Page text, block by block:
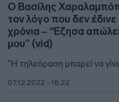
Ο Βασίλης
τον λόγο που δεν
χρόνια – “Έζησα
μου” (vid)
"Η τηλεόραση μπορεί να
07.12.2022 - 18:22